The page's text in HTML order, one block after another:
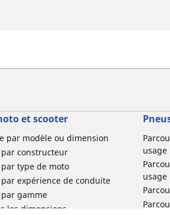
et scooter
par modèle ou dimension
constructeur
type de moto
expérience de conduite
gamme
les dimensions
usage
usage